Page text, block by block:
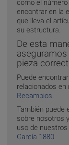
como el número
encontrar en la
que lleva el
su estructura.
De esta
aseguramos
pieza
Puede
relacionados
Recambios
También puede
sobre nosotros
uso de
García 1880.